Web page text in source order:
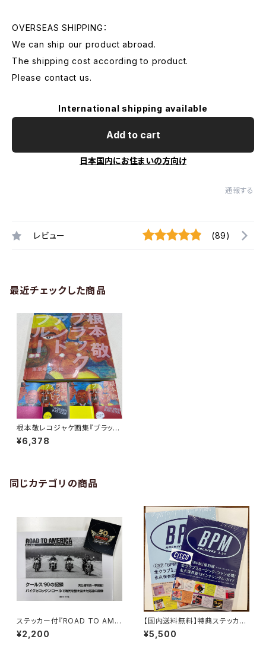
OVERSEAS SHIPPING：
We can ship our product abroad.
The shipping cost according to product.
Please contact us.
International shipping available
Add to cart
日本国内にお住まいの方向け
通報する
レビュー (89)
最近チェックした商品
根本敬レコジャケ画集『ブラック
アンド ブルー』豆本四種コンプ
リートセット
¥6,378
同じカテゴリの商品
ステッカー付『ROAD TO AME
RICA クールス’90の記録』大久
保喜市
¥2,200
【国内送料無料】特典ステッカー
付『BPM ARCHIVES』 上下巻S
ET
¥5,500